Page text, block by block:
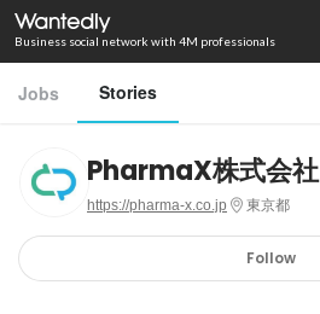
Business social network with 4M professionals
Jobs Stories
PharmaX株式会社
https://pharma-x.co.jp 東京都
Follow